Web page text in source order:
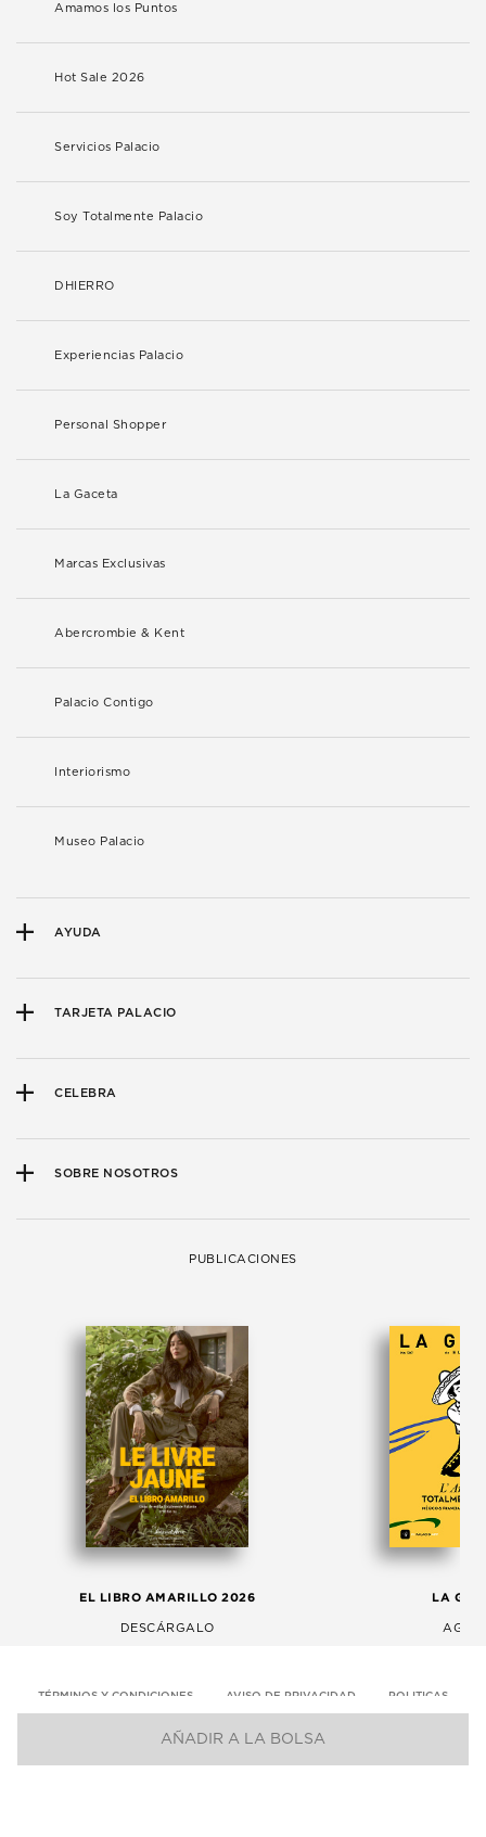
AÑADIR A LA BOLSA
Amamos los Puntos
Hot Sale 2026
Servicios Palacio
Soy Totalmente Palacio
DHIERRO
Experiencias Palacio
Personal Shopper
La Gaceta
Marcas Exclusivas
Abercrombie & Kent
Palacio Contigo
Interiorismo
Museo Palacio
AYUDA
TARJETA PALACIO
CELEBRA
SOBRE NOSOTROS
PUBLICACIONES
EL LIBRO AMARILLO 2026
DESCÁRGALO
LA
TÉRMINOS Y CONDICIONES AVISO DE PRIVACIDAD POLITICAS